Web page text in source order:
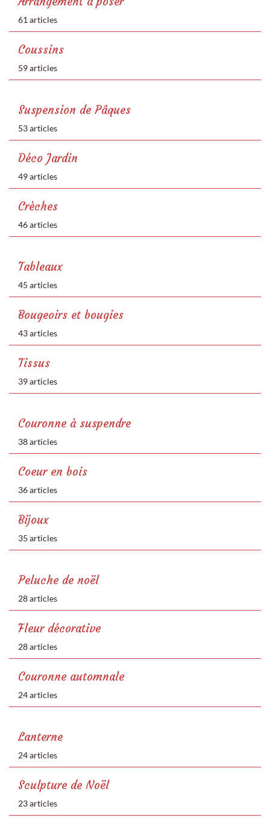
61 articles
Coussins
59 articles
Suspension de Pâques
53 articles
Déco Jardin
49 articles
Crèches
46 articles
Tableaux
45 articles
Bougeoirs et bougies
43 articles
Tissus
39 articles
Couronne à suspendre
38 articles
Coeur en bois
36 articles
Bijoux
35 articles
Peluche de noël
28 articles
Fleur décorative
28 articles
Couronne automnale
24 articles
Lanterne
24 articles
Sculpture de Noël
23 articles